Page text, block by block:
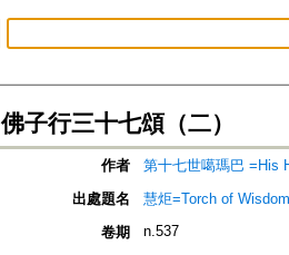
佛子行三十七頌（二）
作者
第十七世噶瑪巴 =His
出處題名
慧炬=Torch of
卷期
n.537